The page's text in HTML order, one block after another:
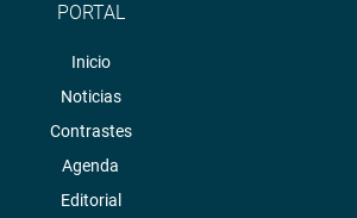
PORTAL
Inicio
Noticias
Contrastes
Agenda
Editorial